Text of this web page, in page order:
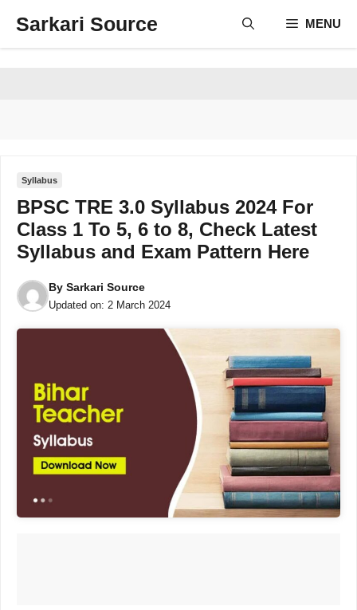
Sarkari Source MENU
Syllabus
BPSC TRE 3.0 Syllabus 2024 For
Class 1 To 5, 6 to 8, Check Latest
Syllabus and Exam Pattern Here
By Sarkari Source
Updated on: 2 March 2024